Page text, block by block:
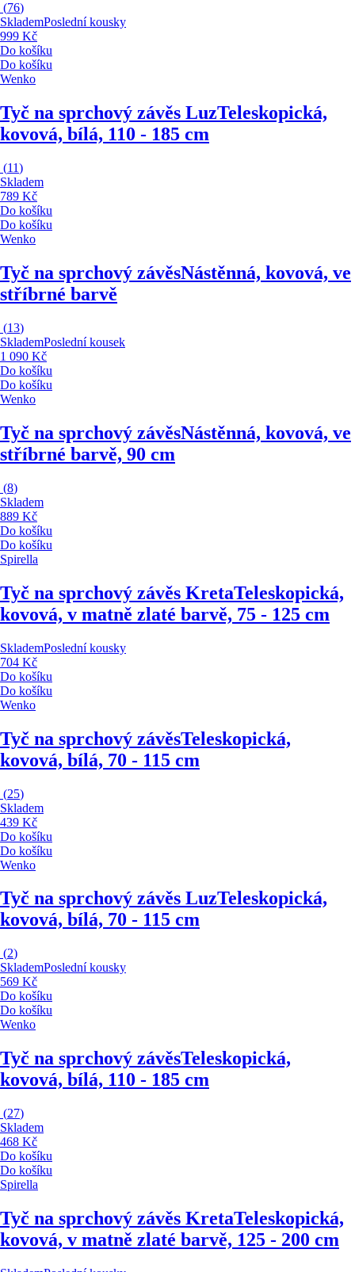
(76)
SklademPoslední kousky
999 Kč
Do košíku
Do košíku
Wenko
Tyč na sprchový závěs LuzTeleskopická,
kovová, bílá, 110 - 185 cm
(11)
Skladem
789 Kč
Do košíku
Do košíku
Wenko
Tyč na sprchový závěsNástěnná, kovová, ve
stříbrné barvě
(13)
SklademPoslední kousek
1 090 Kč
Do košíku
Do košíku
Wenko
Tyč na sprchový závěsNástěnná, kovová, ve
stříbrné barvě, 90 cm
(8)
Skladem
889 Kč
Do košíku
Do košíku
Spirella
Tyč na sprchový závěs KretaTeleskopická,
kovová, v matně zlaté barvě, 75 - 125 cm
SklademPoslední kousky
704 Kč
Do košíku
Do košíku
Wenko
Tyč na sprchový závěsTeleskopická,
kovová, bílá, 70 - 115 cm
(25)
Skladem
439 Kč
Do košíku
Do košíku
Wenko
Tyč na sprchový závěs LuzTeleskopická,
kovová, bílá, 70 - 115 cm
(2)
SklademPoslední kousky
569 Kč
Do košíku
Do košíku
Wenko
Tyč na sprchový závěsTeleskopická,
kovová, bílá, 110 - 185 cm
(27)
Skladem
468 Kč
Do košíku
Do košíku
Spirella
Tyč na sprchový závěs KretaTeleskopická,
kovová, v matně zlaté barvě, 125 - 200 cm